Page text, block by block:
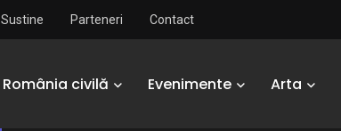
Sustine Parteneri Contact
România civilă Evenimente Arta